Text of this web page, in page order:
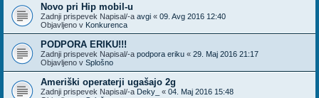
Novo pri Hip mobil-u
Zadnji prispevek Napisal/-a avgi « 09. Avg 2016 12:40
Objavljeno v Konkurenca
PODPORA ERIKU!!!
Zadnji prispevek Napisal/-a podpora eriku « 29. Maj 2016 21:17
Objavljeno v Splošno
Ameriški operaterji ugašajo 2g
Zadnji prispevek Napisal/-a Deky_ « 04. Maj 2016 15:48